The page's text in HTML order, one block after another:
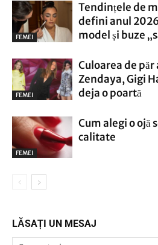
FEMEI
Tendințele de
defini anul
model și buze
FEMEI
Culoarea de
Zendaya, Gigi
deja o poartă
FEMEI
Cum alegi o ojă
calitate
LĂSAȚI UN MESAJ